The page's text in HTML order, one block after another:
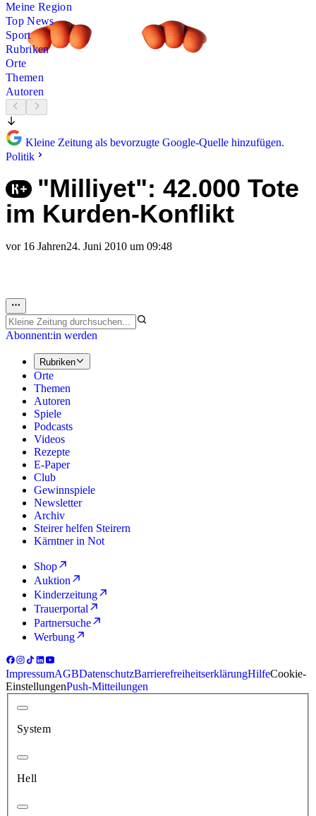
Meine Region
Top News
Sport
Rubriken
Orte
Themen
Autoren
Kleine Zeitung als bevorzugte Google-Quelle hinzufügen.
Politik
"Milliyet": 42.000 Tote
im Kurden-Konflikt
vor 16 Jahren24. Juni 2010 um 09:48
Abonnent:in werden
Rubriken
Orte
Themen
Autoren
Spiele
Podcasts
Videos
Rezepte
E-Paper
Club
Gewinnspiele
Newsletter
Archiv
Steirer helfen Steirern
Kärntner in Not
Shop
Auktion
Kinderzeitung
Trauerportal
Partnersuche
Werbung
ImpressumAGBDatenschutzBarrierefreiheitserklärungHilfeCookie-
EinstellungenPush-Mitteilungen
System
Hell